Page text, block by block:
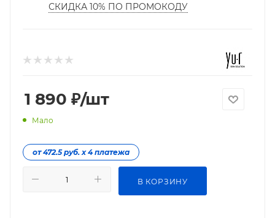
СКИДКА 10% ПО ПРОМОКОДУ
1 890 ₽/шт
Мало
от 472.5 руб. х 4 платежа
В КОРЗИНУ